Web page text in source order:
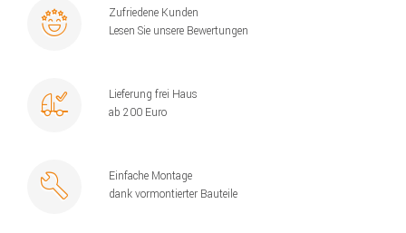
Zufriedene Kunden
Lesen Sie unsere Bewertungen
Lieferung frei Haus
ab 200 Euro
Einfache Montage
dank vormontierter Bauteile